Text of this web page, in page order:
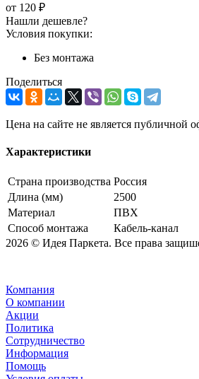
от 120 ₽
Нашли дешевле?
Условия покупки:
Без монтажа
Поделиться
Цена на сайте не является публичной
Характеристики
Страна производства Россия
Длина (мм)
2500
Материал
ПВХ
Способ монтажа
Кабель-канал
2026 © Идея Паркета. Все права
Компания
О компании
Акции
Политика
Сотрудничество
Информация
Помощь